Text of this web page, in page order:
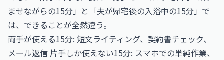
ませながらの15分」と「夫が帰宅後の入浴中の15分」で
は、できることが全然違う。
両手が使える15分: 短文ライティング、契約書チェック、
メール返信 片手しか使えない15分: スマホでの単純作業、